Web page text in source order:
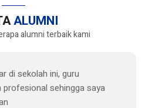
ALUMNI
alumni terbaik kami
di sekolah ini, guru
profesional sehingga saya